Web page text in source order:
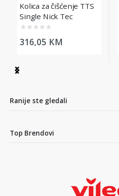
Kolica za čišćenje TTS
Single Nick Tec
★ ★ ★ ★ ★
316,05 KM
Item
6
Ranije ste gledali
Top Brendovi